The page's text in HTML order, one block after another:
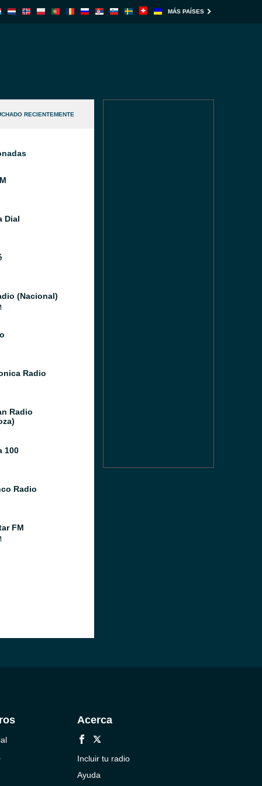
MÁS PAÍSES
RECIENTEMENTE
Dial
(Nacional)
Radio
Radio
100
Radio
FM
Acerca
Incluir tu radio
Ayuda